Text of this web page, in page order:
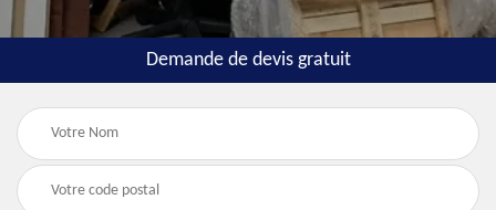
Demande de devis gratuit